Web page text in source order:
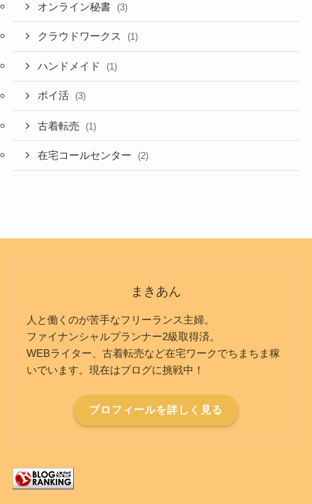
オンライン秘書 (3)
クラウドワークス (1)
ハンドメイド (1)
ポイ活 (3)
古着転売 (1)
在宅コールセンター (2)
まきあん
人と働くのが苦手なフリーランス主婦。
ファイナンシャルプランナー2級取得済。
WEBライター、古着転売など在宅ワークでちまちま稼
いでいます。現在はブログに挑戦中！
プロフィールを詳しく見る